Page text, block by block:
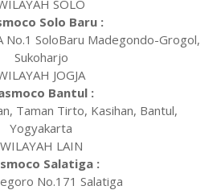
SOLO
Solo Baru :
No.1 SoloBaru Madegondo-Grogol,
Sukoharjo
JOGJA
Bantul :
Taman Tirto, Kasihan, Bantul,
Yogyakarta
WILAYAH LAIN
Salatiga :
No.171 Salatiga